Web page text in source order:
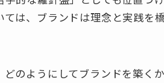
は、ブランドは理念と実践を
のようにしてブランドを築く